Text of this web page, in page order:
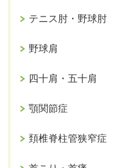
テニス肘・野球肘
野球肩
四十肩・五十肩
顎関節症
頚椎脊柱管狭窄症